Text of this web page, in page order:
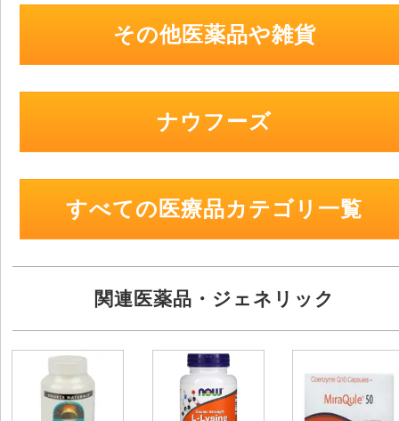
その他医薬品や雑貨
ナウフーズ
すべての医療品カテゴリ一覧
関連医薬品・ジェネリック